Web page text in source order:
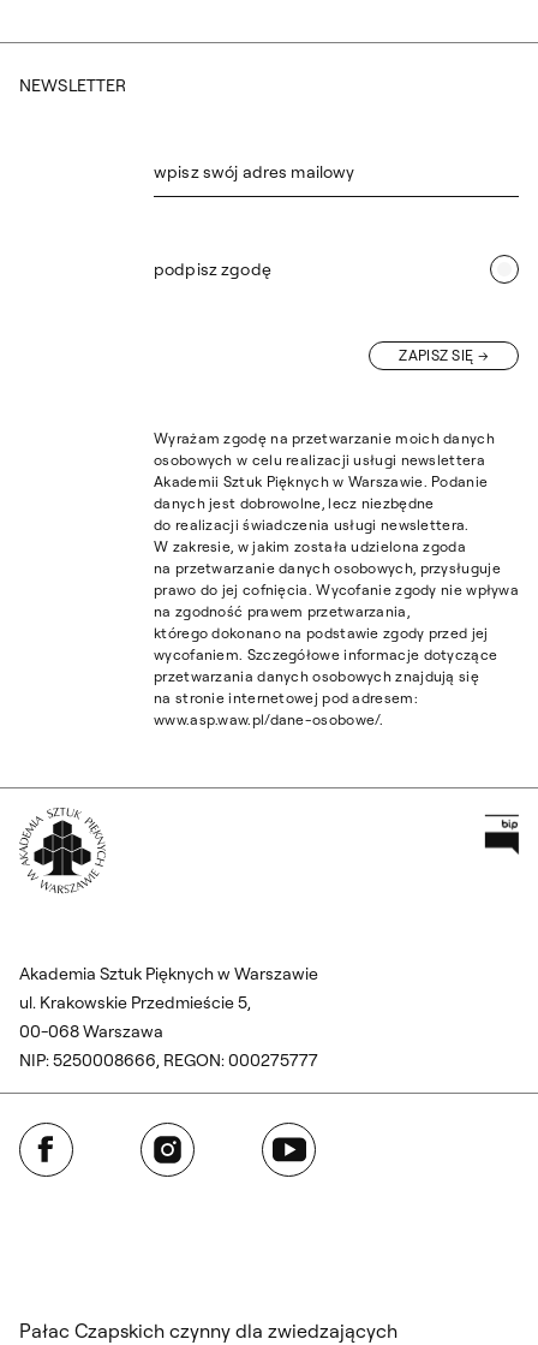
NEWSLETTER
wpisz swój adres mailowy
podpisz zgodę
ZAPISZ SIĘ
Wyrażam zgodę na przetwarzanie moich danych
osobowych w celu realizacji usługi newslettera
Akademii Sztuk Pięknych w Warszawie. Podanie
danych jest dobrowolne, lecz niezbędne
do realizacji świadczenia usługi newslettera.
W zakresie, w jakim została udzielona zgoda
na przetwarzanie danych osobowych, przysługuje
prawo do jej cofnięcia. Wycofanie zgody nie wpływa
na zgodność prawem przetwarzania,
którego dokonano na podstawie zgody przed jej
wycofaniem. Szczegółowe informacje dotyczące
przetwarzania danych osobowych znajdują się
na stronie internetowej pod adresem:
www.asp.waw.pl/dane-osobowe/.
Akademia Sztuk Pięknych w Warszawie
ul. Krakowskie Przedmieście 5,
00-068 Warszawa
NIP: 5250008666, REGON: 000275777
Facebook Instagram YouTube
Pałac Czapskich czynny dla zwiedzających